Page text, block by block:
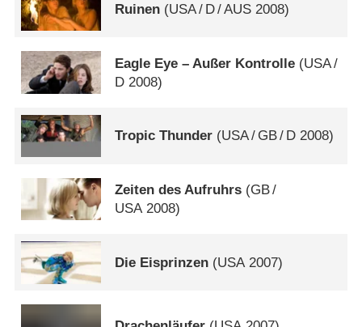
Ruinen (USA/ D/AUS 2008)
Eagle Eye – Außer Kontrolle (USA/
D 2008)
Tropic Thunder (USA/ GB/ D 2008)
Zeiten des Aufruhrs (GB/
USA2008)
Die Eisprinzen (USA 2007)